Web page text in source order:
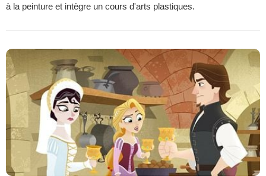
à la peinture et intègre un cours d'arts plastiques.